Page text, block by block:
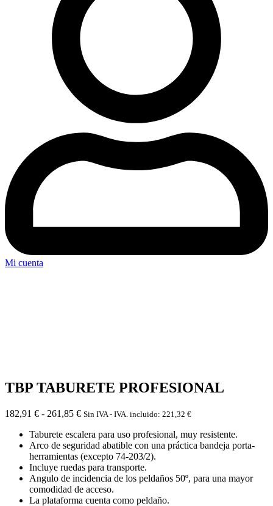
Mi cuenta
TBP TABURETE PROFESIONAL
182,91 € - 261,85 €Rango
precios:
desde
182,91 €
hasta
261,85 €
Sin IVA - IVA. incluido: 221,32 €
Taburete escalera para uso profesional, muy resistente.
Arco de seguridad abatible con una práctica bandeja porta-
herramientas (excepto 74-203/2).
Incluye ruedas para transporte.
Angulo de incidencia de los peldaños 50º, para una mayor
comodidad de acceso.
La plataforma cuenta como peldaño.